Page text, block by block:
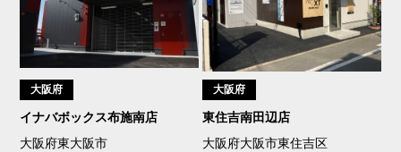
大阪府
イナバボックス布施南店
大阪府東大阪市
大阪府
東住吉南田辺店
大阪府大阪市東住吉区